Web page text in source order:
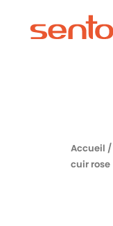
Accueil /
cuir rose